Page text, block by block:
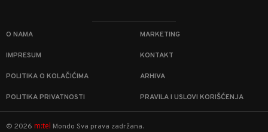
O NAMA MARKETING
IMPRESUM KONTAKT
POLITIKA O KOLAČIĆIMA ARHIVA
POLITIKA PRIVATNOSTI PRAVILA I USLOVI KORIŠĆENJA
© 2026 m:tel Mondo Sva prava zadržana.